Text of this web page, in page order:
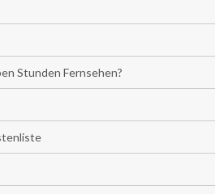
Stunden Fernsehen?